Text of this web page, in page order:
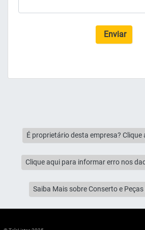
Enviar
É proprietário desta empresa?
Clique aqui para informar erro nos
Saiba Mais sobre Conserto e